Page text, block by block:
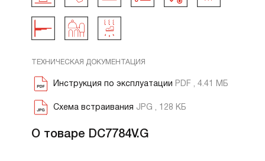
ТЕХНИЧЕСКАЯ ДОКУМЕНТАЦИЯ
Инструкция по эксплуатации PDF , 4.41 МБ
Схема встраивания JPG , 128 КБ
О товаре DC7784V.G